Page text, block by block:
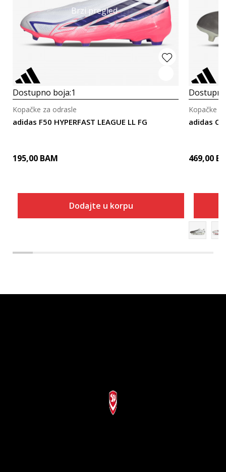
Brzi pregled
Dostupno boja:1
adidas F50 HYPERFAST LEAGUE LL FG
Kopačke za odrasle
195,00 BAM
Dodajte u korpu
adidas
Kopačke
469,00